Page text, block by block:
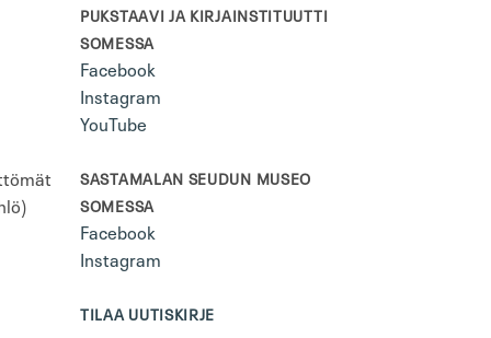
PUKSTAAVI JA KIRJAINSTITUUTTI
SOMESSA
Facebook
Instagram
YouTube
SASTAMALAN SEUDUN MUSEO
SOMESSA
Facebook
Instagram
TILAA UUTISKIRJE